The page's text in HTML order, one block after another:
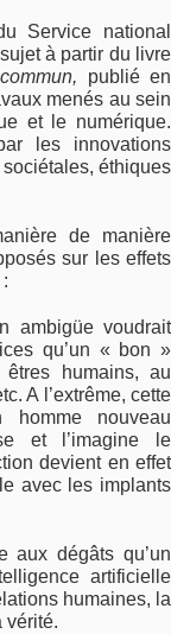
Service national
à partir du livre
publié en
menés au sein
et le numérique.
les innovations
éthiques
de manière
sur les effets
ambigüe voudrait
qu’un « bon »
humains, au
A l’extrême, cette
homme nouveau
et l’imagine le
devient en effet
avec les implants
aux dégâts qu’un
artificielle
humaines, la
vérité.